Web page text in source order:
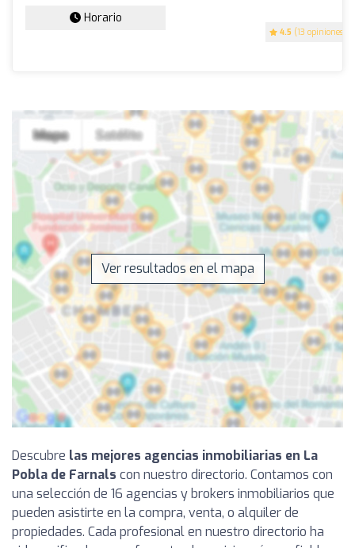
4.5 (13 opiniones)
Horario
Ver resultados en el mapa
Descubre las mejores agencias inmobiliarias en La
Pobla de Farnals con nuestro directorio. Contamos con
una selección de 16 agencias y brokers inmobiliarios que
pueden asistirte en la compra, venta, o alquiler de
propiedades. Cada profesional en nuestro directorio ha